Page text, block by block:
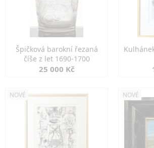
Špičková barokní řezaná
číše z let 1690-1700
25 000 Kč
NOVÉ NOVÉ